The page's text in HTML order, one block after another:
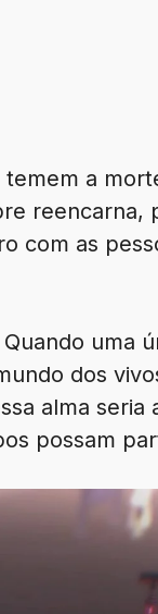
a
reencarna,
com as
uma
dos
alma seria
possam